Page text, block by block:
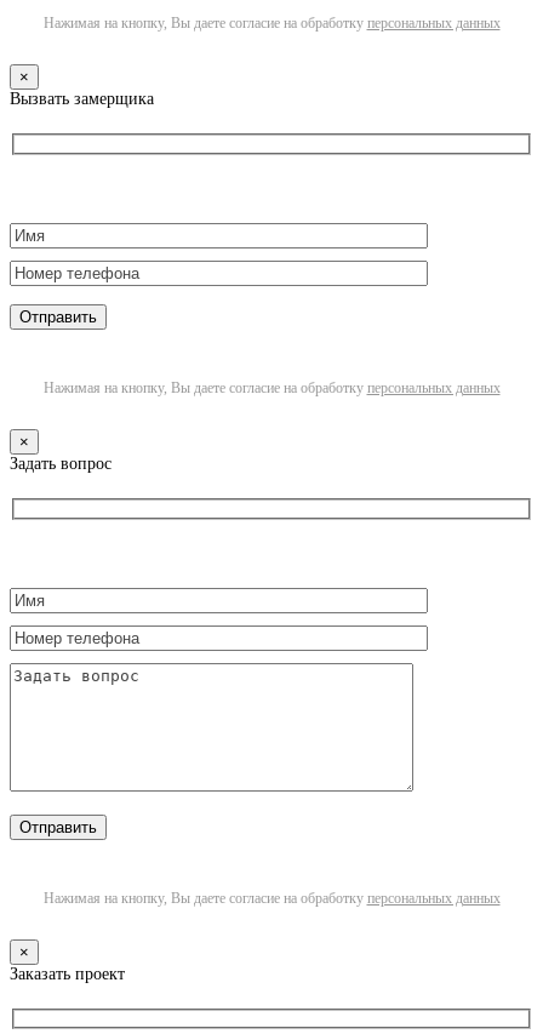
Нажимая на кнопку, Вы даете согласие на обработку персональных данных
×
Вызвать замерщика
Нажимая на кнопку, Вы даете согласие на обработку персональных данных
×
Задать вопрос
Нажимая на кнопку, Вы даете согласие на обработку персональных данных
×
Заказать проект